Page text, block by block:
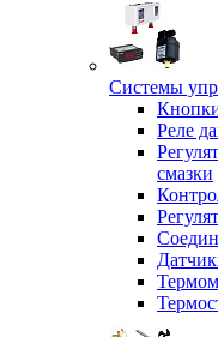
Системы
Реле
смазки